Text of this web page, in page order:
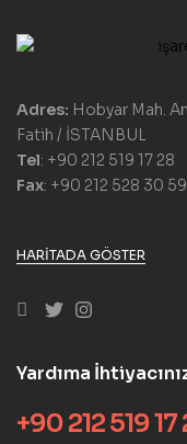
Adres: Hobyar Mah.
Fatih / İSTANBUL
Tel: +90 212 519 17 28
Fax: +90 212 528 30 59
HARITADA GÖSTER
Yardıma
+90 212 519 17